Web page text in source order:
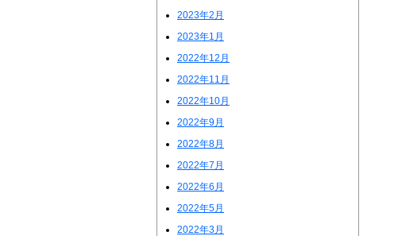
2023年2月
2023年1月
2022年12月
2022年11月
2022年10月
2022年9月
2022年8月
2022年7月
2022年6月
2022年5月
2022年3月